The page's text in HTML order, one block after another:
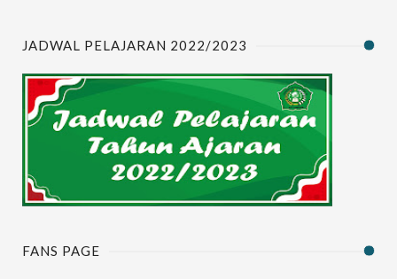
JADWAL PELAJARAN 2022/2023
FANS PAGE